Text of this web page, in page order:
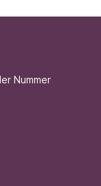
Nummer